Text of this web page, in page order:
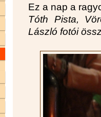
Ez a nap a
Tóth Pista,
László fotói